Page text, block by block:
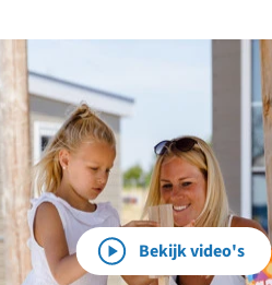
Bekijk video's